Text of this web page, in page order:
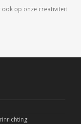
ook op onze creativiteit